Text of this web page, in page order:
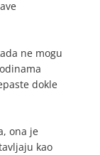
ne mogu
dokle
ona je
kao